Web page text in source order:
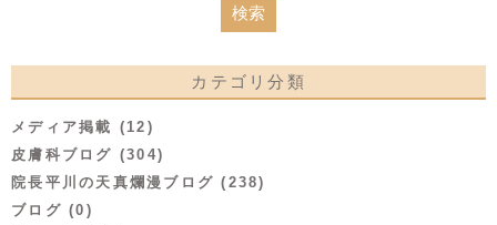
カテゴリ分類
メディア掲載 (12)
皮膚科ブログ (304)
院長平川の天真爛漫ブログ (238)
ブログ (0)